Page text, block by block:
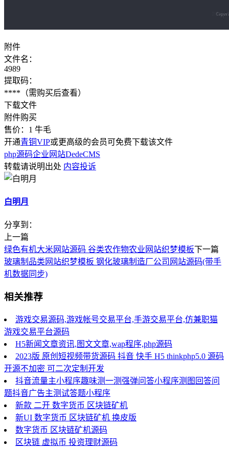
附件
文件名：
4989
提取码：
**** （需购买后查看）
下载文件
附件购买
售价： 1 牛毛
开通青铜VIP或更高级的会员可免费下载该文件
php源码企业网站DedeCMS
转载请说明出处 内容投诉
白明月
分享到：
上一篇
绿色有机大米网站源码 谷类农作物农业网站织梦模板下一篇
玻璃制品类网站织梦模板 钢化玻璃制造厂公司网站源码(带手
机数据同步)
相关推荐
游戏交易源码,游戏帐号交易平台,手游交易平台,仿兼职猫
游戏交易平台源码
H5新闻文章资讯,图文文章,wap程序,php源码
2023版 原创短视频带货源码 抖音 快手 H5 thinkphp5.0 源码
开源不加密 可二次定制开发
抖音流量主小程序趣味测一测强弹问答小程序测图回答问
题抖音广告主测试答题小程序
新款 二开 数字货币 区块链矿机
新UI 数字货币 区块链矿机 换皮版
数字货币 区块链矿机源码
区块链 虚拟币 投资理财源码